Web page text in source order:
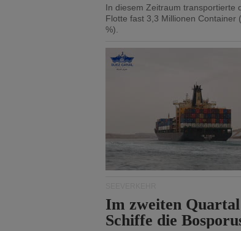
In diesem Zeitraum transportierte
Flotte fast 3,3 Millionen Container
%).
Im zweiten
Schiffe die